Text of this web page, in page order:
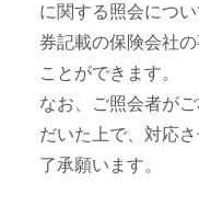
に関する照会につ
券記載の保険会社
ことができます。
なお、ご照会者が
だいた上で、対応
了承願います。